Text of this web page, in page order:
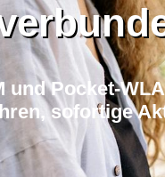
und Pocket-
sofortige